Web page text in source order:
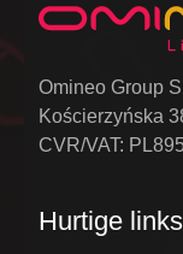
Omineo Group
Kościerzyńska
CVR/VAT:
Hurtige links